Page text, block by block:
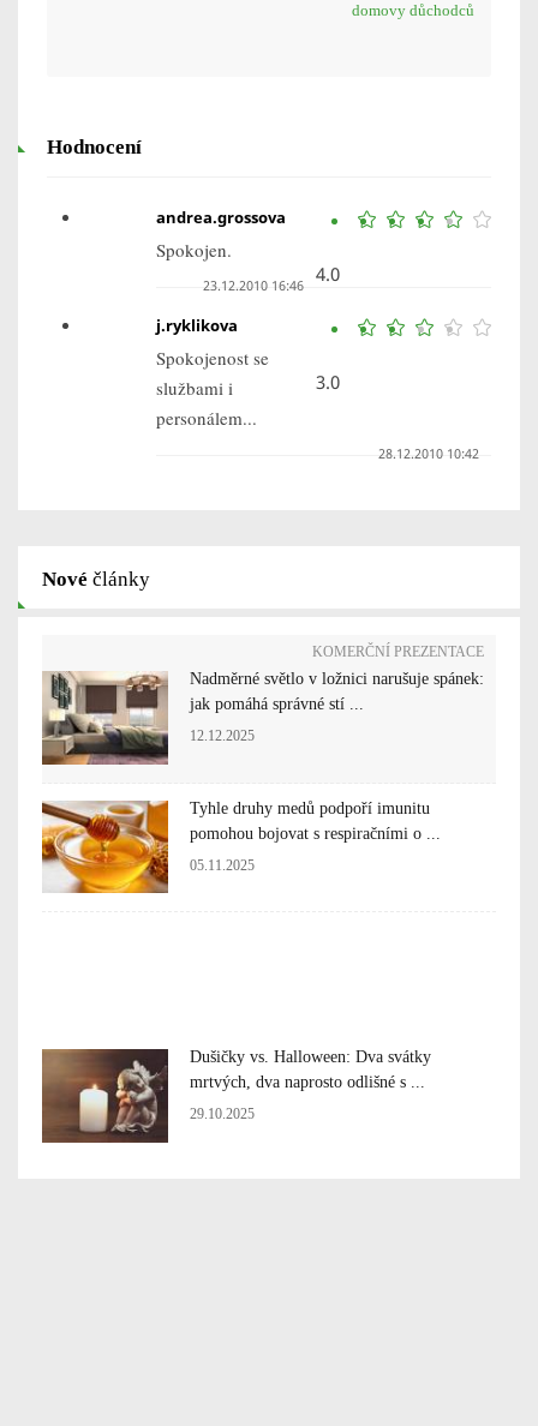
domovy důchodců
Hodnocení
4.0
andrea.grossova
Spokojen.
23.12.2010 16:46
3.0
j.ryklikova
Spokojenost se
službami i
personálem...
28.12.2010 10:42
Nové články
KOMERČNÍ PREZENTACE
Nadměrné světlo v ložnici narušuje spánek:
jak pomáhá správné stí ...
12.12.2025
Tyhle druhy medů podpoří imunitu
pomohou bojovat s respiračními o ...
05.11.2025
Dušičky vs. Halloween: Dva svátky
mrtvých, dva naprosto odlišné s ...
29.10.2025